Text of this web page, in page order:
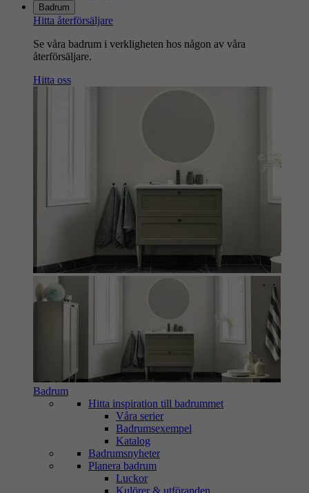
Badrum
Hitta återförsäljare
Se våra badrum i verkligheten hos någon av våra
återförsäljare.
Hitta oss
Badrum
Hitta inspiration till badrummet
Våra serier
Badrumsexempel
Katalog
Badrumsnyheter
Planera badrum
Luckor
Kulörer & utföranden